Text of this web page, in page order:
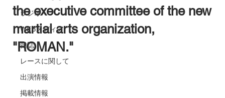
ラジオ
WEBメディア
雑誌
レースに関して
出演情報
掲載情報
the executive committee of the new
martial arts organization,
"ROMAN."